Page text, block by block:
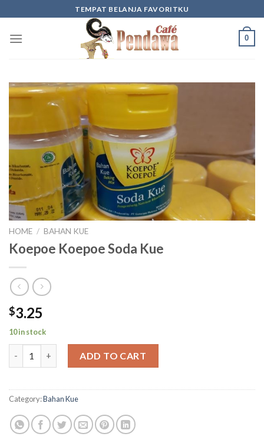
to
content
TEMPAT BELANJA FAVORITKU
0
HOME / BAHAN KUE
Koepoe Koepoe Soda Kue
$3.25
10 in stock
ADD TO CART
Category:Bahan Kue